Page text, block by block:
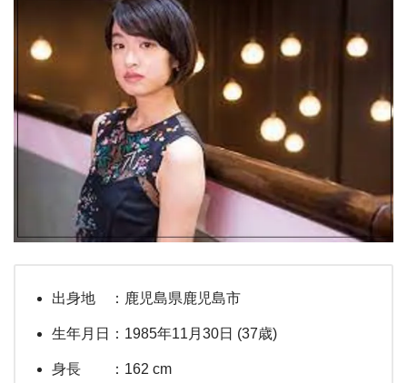
出身地 ：鹿児島県鹿児島市
生年月日：1985年11月30日 (37歳)
身長 ：162 cm